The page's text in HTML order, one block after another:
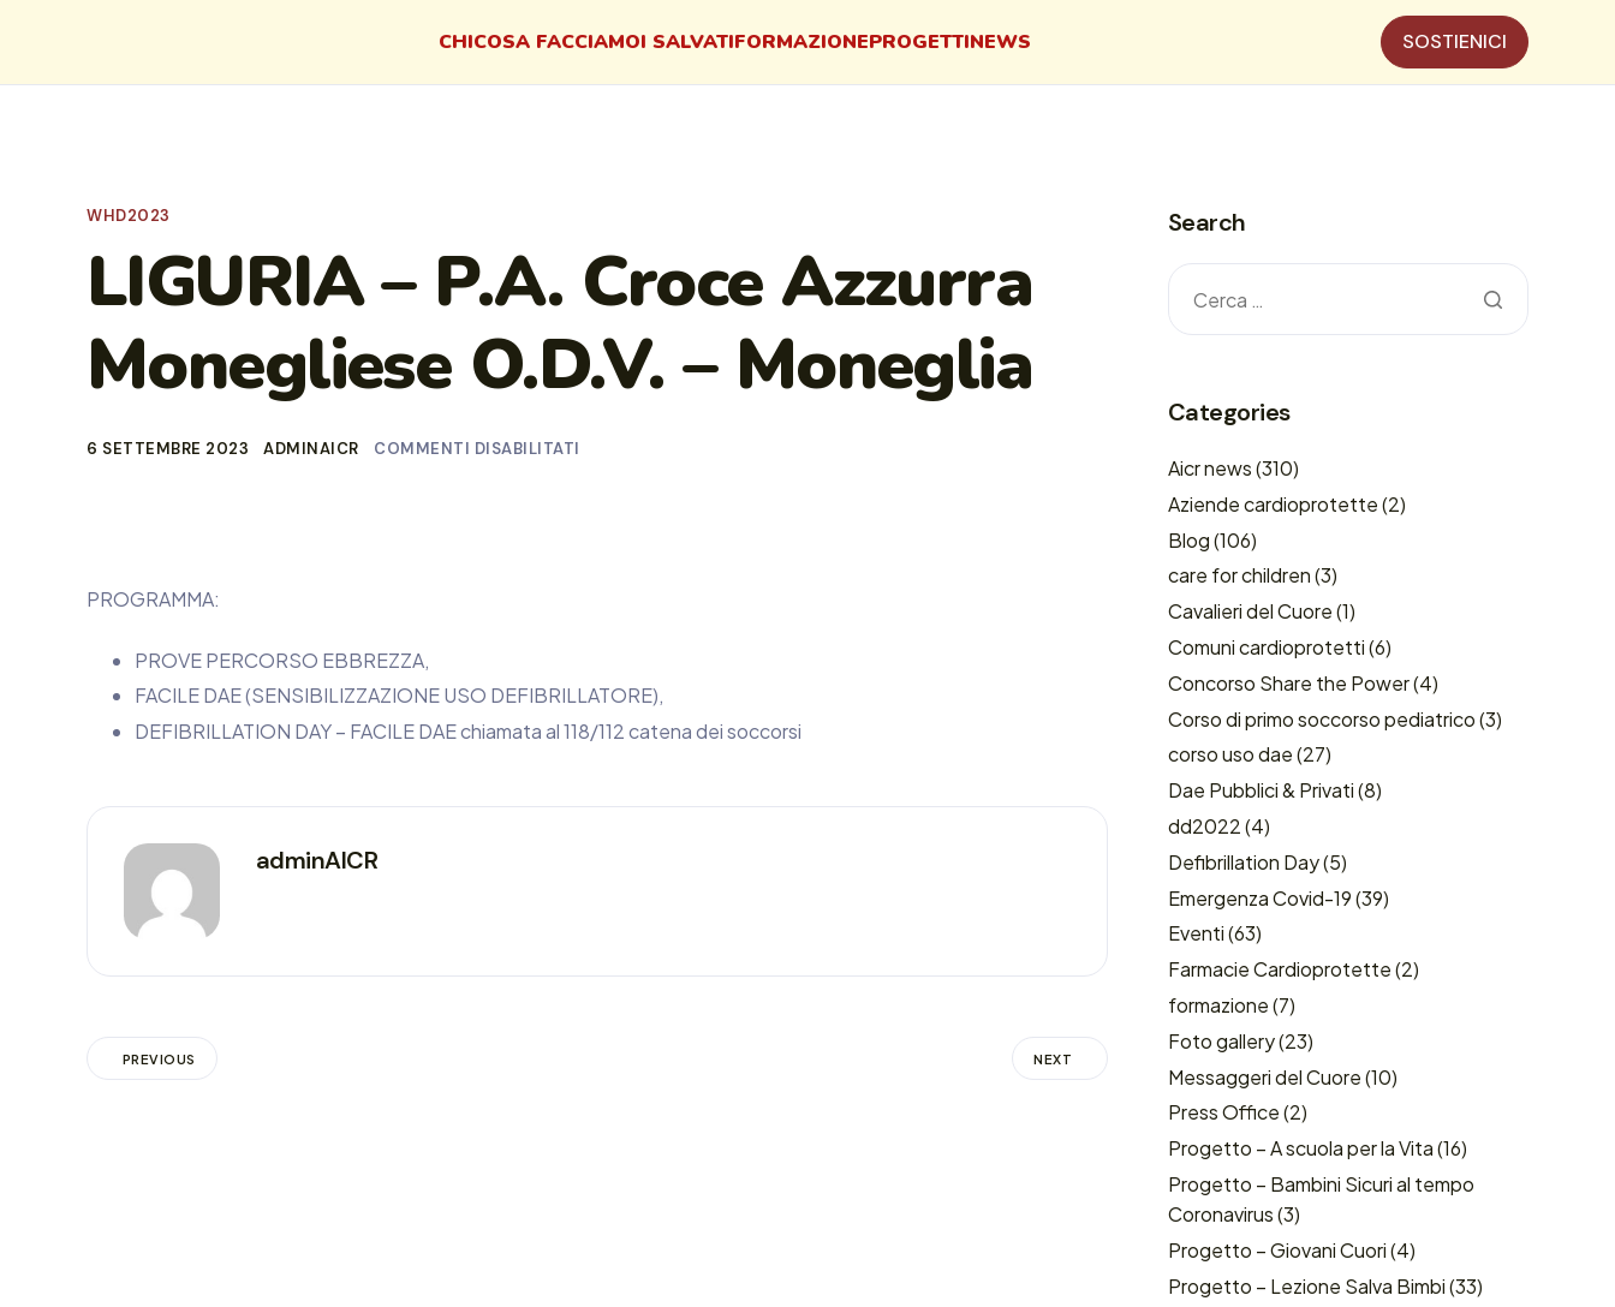
CHICOSA FACCIAMOI SALVATIFORMAZIONEPROGETTINEWS SOSTIENICI
WHD2023
LIGURIA – P.A. Croce Azzurra
Monegliese O.D.V. – Moneglia
6 SETTEMBRE 2023 ADMINAICR COMMENTI DISABILITATI
PROGRAMMA:
PROVE PERCORSO EBBREZZA,
FACILE DAE (SENSIBILIZZAZIONE USO DEFIBRILLATORE),
DEFIBRILLATION DAY – FACILE DAE chiamata al 118/112 catena dei soccorsi
adminAICR
PREVIOUS NEXT
Search
Categories
Aicr news(310)
Aziende cardioprotette(2)
Blog(106)
care for children(3)
Cavalieri del Cuore(1)
Comuni cardioprotetti(6)
Concorso Share the Power(4)
Corso di primo soccorso pediatrico(3)
corso uso dae(27)
Dae Pubblici & Privati(8)
dd2022(4)
Defibrillation Day(5)
Emergenza Covid-19(39)
Eventi(63)
Farmacie Cardioprotette(2)
formazione(7)
Foto gallery(23)
Messaggeri del Cuore(10)
Press Office(2)
Progetto – A scuola per la Vita(16)
Progetto – Bambini Sicuri al tempo
Coronavirus(3)
Progetto – Giovani Cuori(4)
Progetto – Lezione Salva Bimbi(33)